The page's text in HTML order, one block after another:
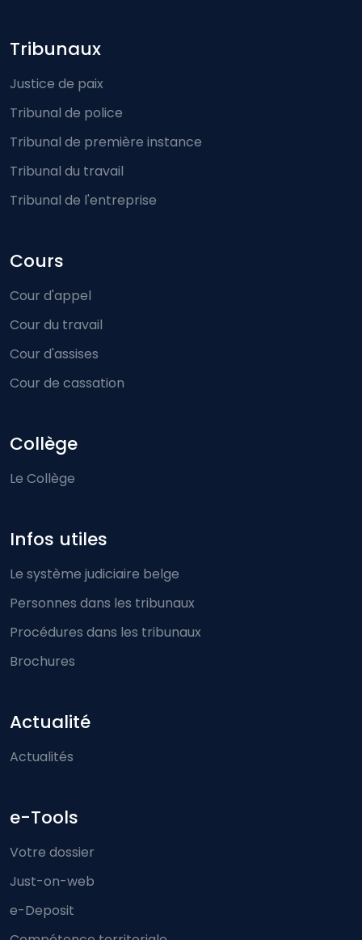
Footer-menu
Tribunaux
Justice de paix
Tribunal de police
Tribunal de première instance
Tribunal du travail
Tribunal de l'entreprise
Cours
Cour d'appel
Cour du travail
Cour d'assises
Cour de cassation
Collège
Le Collège
Infos utiles
Le système judiciaire belge
Personnes dans les tribunaux
Procédures dans les tribunaux
Brochures
Actualité
Actualités
e-Tools
Votre dossier
Just-on-web
e-Deposit